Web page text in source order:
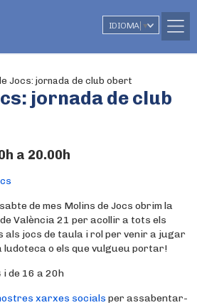
IDIOMA ▼
Jocs: jornada de club obert
jornada de club
a 20.00h
de mes Molins de Jocs obrim la
València 21 per acollir a tots els
als jocs de taula i rol per venir a jugar
ludoteca o els que vulgueu portar!
de 16 a 20h
xarxes socials per assabentar-